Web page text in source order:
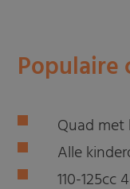
Populaire
Quad met
Alle
110-